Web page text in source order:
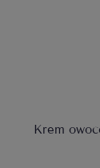
Krem